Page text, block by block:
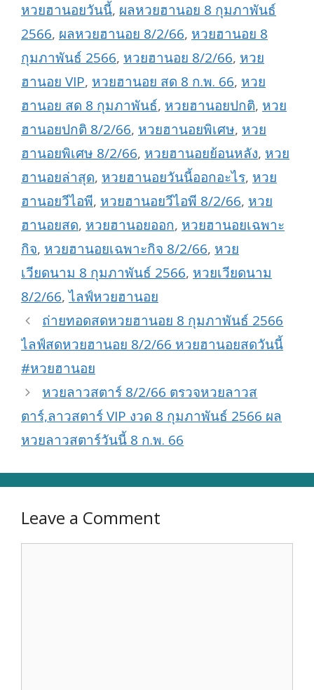
หวยฮานอยวันนี้, ผลหวยฮานอย 8 กุมภาพันธ์
2566, ผลหวยฮานอย 8/2/66, หวยฮานอย 8
กุมภาพันธ์ 2566, หวยฮานอย 8/2/66, หวย
ฮานอย VIP, หวยฮานอย สด 8 ก.พ. 66, หวย
ฮานอย สด 8 กุมภาพันธ์, หวยฮานอยปกติ, หวย
ฮานอยปกติ 8/2/66, หวยฮานอยพิเศษ, หวย
ฮานอยพิเศษ 8/2/66, หวยฮานอยย้อนหลัง, หวย
ฮานอยล่าสุด, หวยฮานอยวันนี้ออกอะไร, หวย
ฮานอยวีไอพี, หวยฮานอยวีไอพี 8/2/66, หวย
ฮานอยสด, หวยฮานอยออก, หวยฮานอยเฉพาะ
กิจ, หวยฮานอยเฉพาะกิจ 8/2/66, หวย
เวียดนาม 8 กุมภาพันธ์ 2566, หวยเวียดนาม
8/2/66,ไลฟ์หวยฮานอย
ถ่ายทอดสดหวยฮานอย 8 กุมภาพันธ์ 2566
ไลฟ์สดหวยฮานอย 8/2/66 หวยฮานอยสดวันนี้
#หวยฮานอย
หวยลาวสตาร์ 8/2/66 ตรวจหวยลาวส
ตาร์,ลาวสตาร์ VIP งวด 8 กุมภาพันธ์ 2566 ผล
หวยลาวสตาร์วันนี้ 8 ก.พ. 66
Leave a Comment